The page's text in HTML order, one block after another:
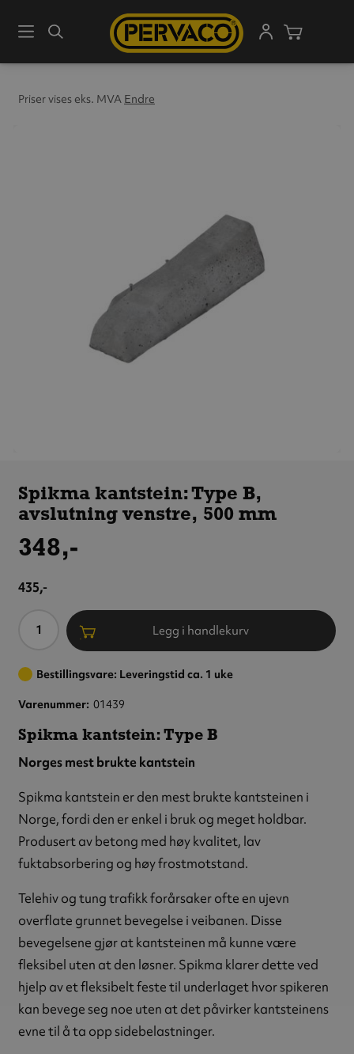
MenySøk
Priser vises eks. MVA Endre
Type B,
avslutning
500 mm
Spikma kantstein: Type B,
avslutning venstre, 500 mm
348,-
435,-
Antall Legg i handlekurv
Bestillingsvare: Leveringstid ca. 1 uke
Varenummer 01439
Spikma kantstein: Type B
Norges mest brukte kantstein
Spikma kantstein er den mest brukte kantsteinen i
Norge, fordi den er enkel i bruk og meget holdbar.
Produsert av betong med høy kvalitet, lav
fuktabsorbering og høy frostmotstand.
Telehiv og tung trafikk forårsaker ofte en ujevn
overflate grunnet bevegelse i veibanen. Disse
bevegelsene gjør at kantsteinen må kunne være
fleksibel uten at den løsner. Spikma klarer dette ved
hjelp av et fleksibelt feste til underlaget hvor spikeren
kan bevege seg noe uten at det påvirker kantsteinens
evne til å ta opp sidebelastninger.